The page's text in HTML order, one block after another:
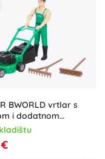
BWORLD vrtlar s
i dodatnom